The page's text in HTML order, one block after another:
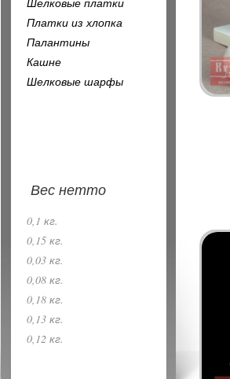
Платки из хлопка
Палантины
Кашне
Шелковые шарфы
Вес нетто
0,1 кг.
0,15 кг.
0,03 кг.
0,08 кг.
0,18 кг.
0,13 кг.
0,12 кг.